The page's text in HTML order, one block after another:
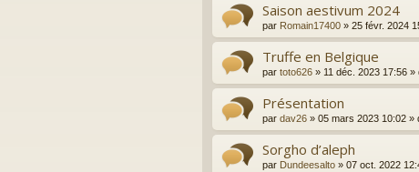
Saison aestivum 2024
par Romain17400 » 25 févr. 2024
Truffe en Belgique
par toto626 » 11 déc. 2023 17:56 »
Présentation
par dav26 » 05 mars 2023 10:02 »
Sorgho d’aleph
par Dundeesalto » 07 oct. 2022